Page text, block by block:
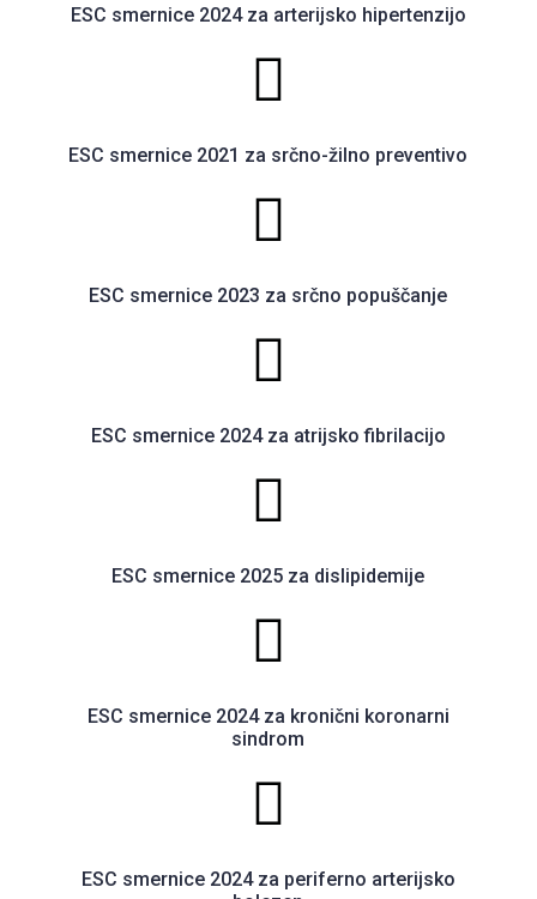
ESC smernice 2024 za arterijsko hipertenzijo
ESC smernice 2021 za srčno-žilno preventivo
ESC smernice 2023 za srčno popuščanje
ESC smernice 2024 za atrijsko fibrilacijo
ESC smernice 2025 za dislipidemije
ESC smernice 2024 za kronični koronarni
sindrom
ESC smernice 2024 za periferno arterijsko